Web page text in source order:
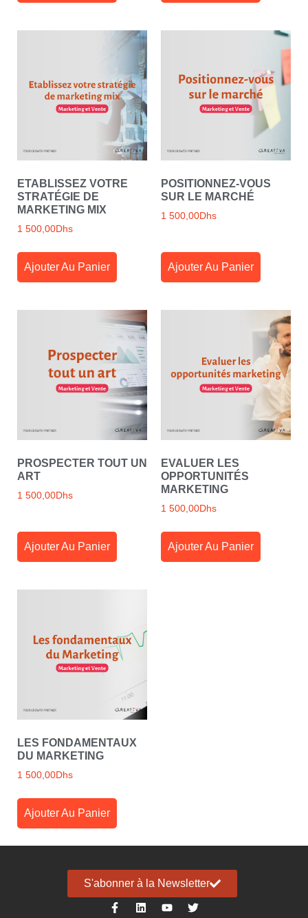
ETABLISSEZ VOTRE
STRATÉGIE DE
MARKETING MIX
1 500,00Dhs
Ajouter Au Panier
POSITIONNEZ-VOUS
SUR LE MARCHÉ
1 500,00Dhs
Ajouter Au Panier
PROSPECTER TOUT UN
ART
1 500,00Dhs
Ajouter Au Panier
EVALUER LES
OPPORTUNITÉS
MARKETING
1 500,00Dhs
Ajouter Au Panier
LES FONDAMENTAUX
DU MARKETING
1 500,00Dhs
Ajouter Au Panier
S'abonner à la Newsletter